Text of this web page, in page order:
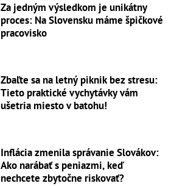
Za jedným výsledkom je unikátny
proces: Na Slovensku máme špičkové
pracovisko
Zbaľte sa na letný piknik bez stresu:
Tieto praktické vychytávky vám
ušetria miesto v batohu!
Inflácia zmenila správanie Slovákov:
Ako narábať s peniazmi, keď
nechcete zbytočne riskovať?